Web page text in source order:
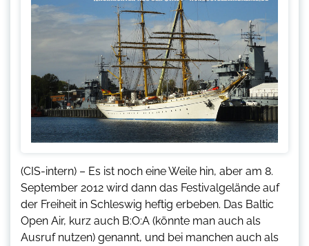
(CIS-intern) – Es ist noch eine Weile hin, aber am 8.
September 2012 wird dann das Festivalgelände auf
der Freiheit in Schleswig heftig erbeben. Das Baltic
Open Air, kurz auch B:O:A (könnte man auch als
Ausruf nutzen) genannt, und bei manchen auch als